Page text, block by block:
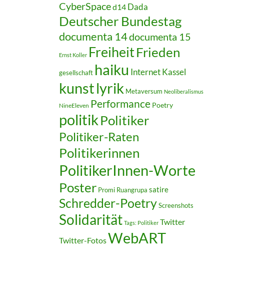
CyberSpaced14 Dada
Deutscher Bundestag
documenta 14documenta 15
Ernst Koller FreiheitFrieden
gesellschaft haiku InternetKassel
kunstlyrik Metaversum Neoliberalismus
NineEleven Performance Poetry
politikPolitiker
Politiker-Raten
Politikerinnen
PolitikerInnen-Worte
Poster Promi Ruangrupa satire
Schredder-PoetryScreenshots
Solidarität Tags: Politiker Twitter
Twitter-FotosWebART